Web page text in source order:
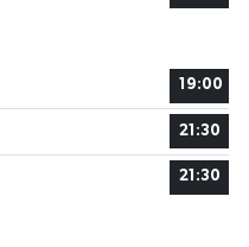
19:00
21:30
21:30